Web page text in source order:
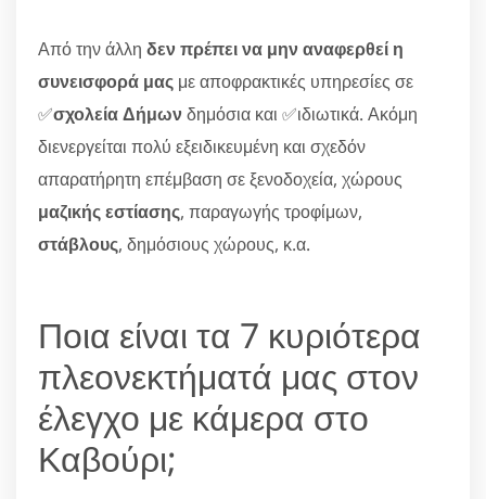
Από την άλλη δεν πρέπει να μην αναφερθεί η
συνεισφορά μας με αποφρακτικές υπηρεσίες σε
✅σχολεία Δήμωνδημόσια και ✅ιδιωτικά. Ακόμη
διενεργείται πολύ εξειδικευμένη και σχεδόν
απαρατήρητη επέμβαση σε ξενοδοχεία, χώρους
μαζικής εστίασης, παραγωγής τροφίμων,
στάβλους, δημόσιους χώρους, κ.α.
Ποια είναι τα 7 κυριότερα
πλεονεκτήματά μας στον
έλεγχο με κάμερα στο
Καβούρι;